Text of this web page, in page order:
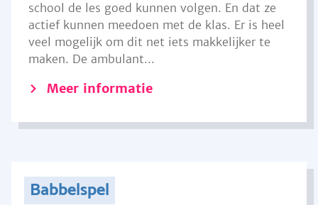
school de les goed kunnen volgen. En dat ze
actief kunnen meedoen met de klas. Er is heel
veel mogelijk om dit net iets makkelijker te
maken. De ambulant...
Meer informatie
Babbelspel